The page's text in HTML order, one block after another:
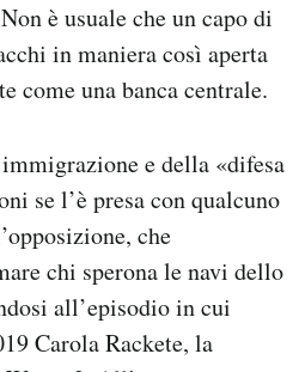
è usuale che un capo di
in maniera così aperta
come una banca centrale.
e della «difesa
se l’è presa con qualcuno
che
chi sperona le navi dello
all’episodio in cui
Carola Rackete, la